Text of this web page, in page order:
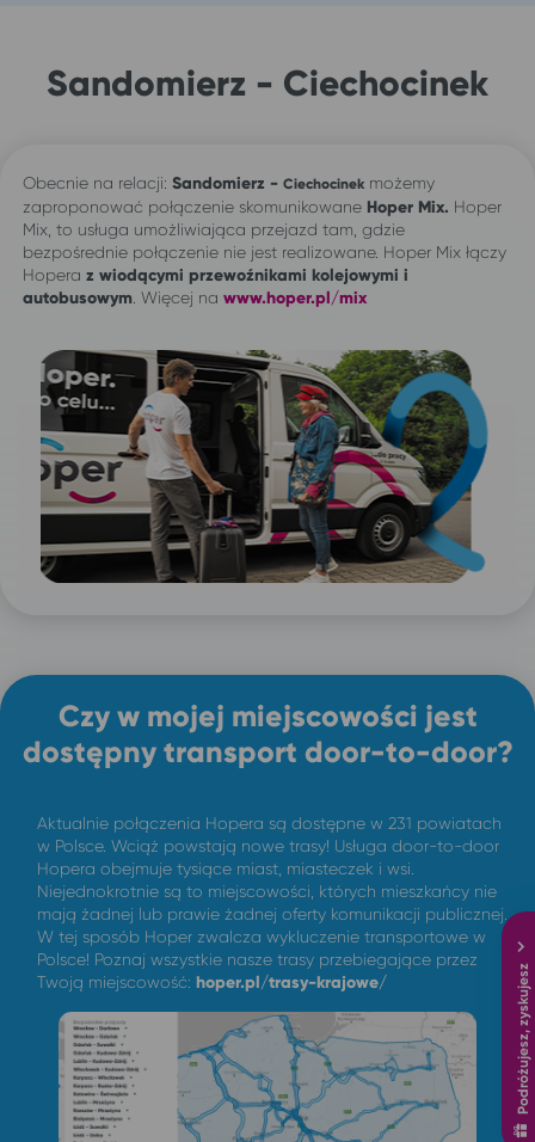
Podróżujesz, zyskujesz
Sandomierz - Ciechocinek
Obecnie na relacji: Sandomierz - Ciechocinek możemy
zaproponować połączenie skomunikowane Hoper Mix. Hoper
Mix, to usługa umożliwiająca przejazd tam, gdzie
bezpośrednie połączenie nie jest realizowane. Hoper Mix łączy
Hopera z wiodącymi przewoźnikami kolejowymi i
autobusowym . Więcej na www.hoper.pl/mix
Czy w mojej miejscowości jest
dostępny transport door-to-door?
Aktualnie połączenia Hopera są dostępne w 231 powiatach
w Polsce. Wciąż powstają nowe trasy! Usługa door-to-door
Hopera obejmuje tysiące miast, miasteczek i wsi.
Niejednokrotnie są to miejscowości, których mieszkańcy nie
mają żadnej lub prawie żadnej oferty komunikacji publicznej.
W tej sposób Hoper zwalcza wykluczenie transportowe w
Polsce! Poznaj wszystkie nasze trasy przebiegające przez
Twoją miejscowość: hoper.pl/trasy-krajowe/